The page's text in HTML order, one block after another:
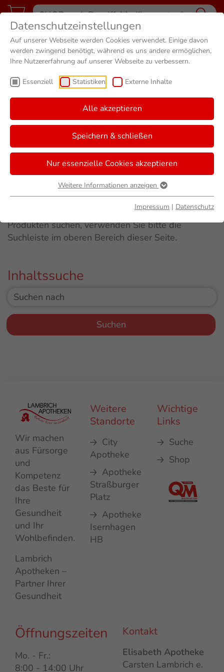
Datenschutzeinstellungen
Auf unserer Webseite werden Cookies verwendet. Einige davon
werden zwingend benötigt, während es uns andere ermöglichen,
Ihre Nutzererfahrung auf unserer Webseite zu verbessern.
Essenziell Statistiken Externe Inhalte
Alle akzeptieren
Speichern & schließen
Nur essenzielle Cookies akzeptieren
Weitere Informationen anzeigen
Impressum | Datenschutz
FINDEN SIE IHRE THEMEN
Mit dieser Suchleiste können Sie nach Inhalten
suchen, die sich auf Seiten dieser Webseite
Es werden Ihnen jedoch keine Produkte aus
unserem Sortiment angezeigt. Falls Sie nach
Produkten suchen, verwenden Sie bitte die
Suchleiste im oberen Bereich dieser Seite.
Inhaltssuche
Suchformular
Suchen nach :
Wir machen
aus Fürsorge
und
Kompetenz
das Beste für
Ihre
Gesundheit
und Ihr
Wohlbefinden.
Lambrich
Apotheken –
Partner Ihrer
Gesundheit
Weitere
Standorte
City
Apotheke
Apotheke
Straßburger
Platz
Apotheke
Isernhagen
HB
Wichtige
Links
Suche
Shop
Öffnungszeiten
Mo. - Fr.:
8:00 - 14:00 Uhr
Kontakt
Elisabeth Apotheke
Carsten Lambrich e.